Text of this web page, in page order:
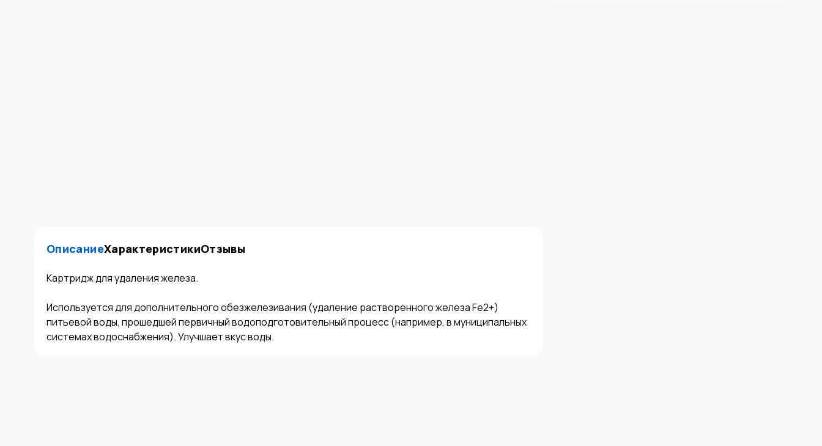
ОписаниеХарактеристикиОтзывы
Картридж для удаления железа.
Используется для дополнительного обезжелезивания (удаление растворенного железа Fe2+)
питьевой воды, прошедшей первичный водоподготовительный процесс (например, в муниципальных
системах водоснабжения). Улучшает вкус воды.